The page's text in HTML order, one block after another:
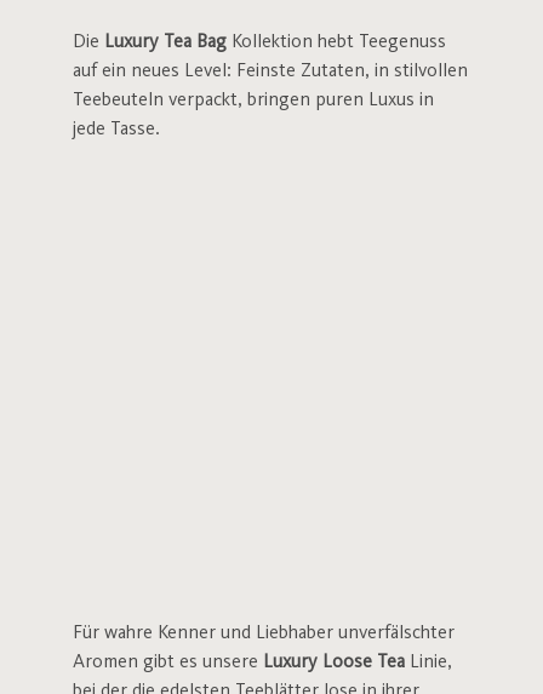
Die Luxury Tea Bag Kollektion hebt Teegenuss
auf ein neues Level: Feinste Zutaten, in stilvollen
Teebeuteln verpackt, bringen puren Luxus in
jede Tasse.
Für wahre Kenner und Liebhaber unverfälschter
Aromen gibt es unsere Luxury Loose Tea Linie,